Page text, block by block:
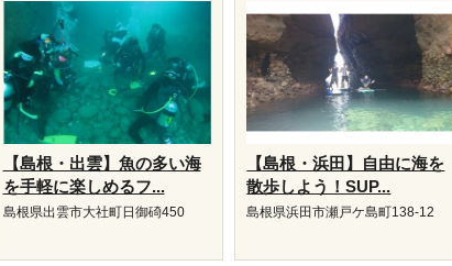
【島根・出雲】魚の多い海
を手軽に楽しめるフ...
島根県出雲市大社町日御碕450
【島根・浜田】自由に海を
散歩しよう！SUP...
島根県浜田市瀬戸ケ島町138-12